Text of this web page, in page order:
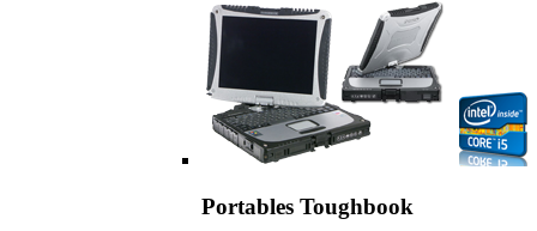
Portables Toughbook